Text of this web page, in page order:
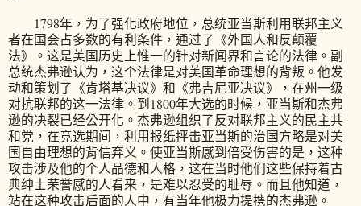
1798年，为了强化政府地位，总统亚当斯利用联邦主义
者在国会占多数的有利条件，通过了《外国人和反颠覆
法》。这是美国历史上惟一的针对新闻界和言论的法律。副
总统杰弗逊认为，这个法律是对美国革命理想的背叛。他发
动和策划了《肯塔基决议》和《弗吉尼亚决议》，在州一级
对抗联邦的这一法律。到1800年大选的时候，亚当斯和杰弗
逊的决裂已经公开化。杰弗逊组织了反对联邦主义的民主共
和党，在竞选期间，利用报纸抨击亚当斯的治国方略是对美
国自由理想的背信弃义。使亚当斯感到倍受伤害的是，这种
攻击涉及他的个人品德和人格，这在当时他们这些保持着古
典绅士荣誉感的人看来，是难以忍受的耻辱。而且他知道，
站在这种攻击后面的人中，有当年他极力提携的杰弗逊。